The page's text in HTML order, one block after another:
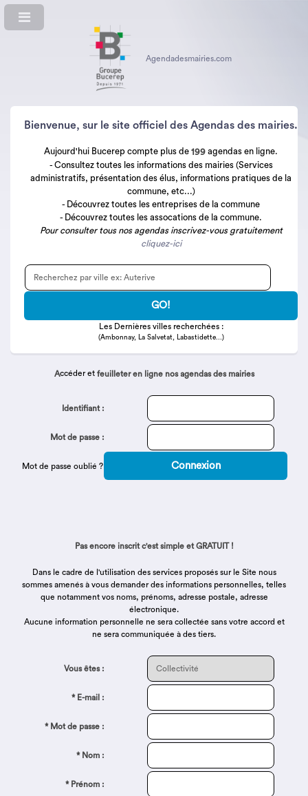
Agendadesmairies.com
Bienvenue, sur le site officiel des Agendas des mairies.
Aujourd'hui Bucerep compte plus de 199 agendas en ligne.
- Consultez toutes les informations des mairies (Services
administratifs, présentation des élus, informations pratiques de la
commune, etc...)
- Découvrez toutes les entreprises de la commune
- Découvrez toutes les assocations de la commune.
Pour consulter tous nos agendas inscrivez-vous gratuitement
cliquez-ici
Les Dernières villes recherchées :
(Ambonnay, La Salvetat, Labastidette...)
Accéder et feuilleter en ligne nos agendas des mairies
Identifiant :
Mot de passe :
Mot de passe oublié ?
Pas encore inscrit c'est simple et GRATUIT !
Dans le cadre de l'utilisation des services proposés sur le Site nous
sommes amenés à vous demander des informations personnelles, telles
que notamment vos noms, prénoms, adresse postale, adresse
électronique.
Aucune information personnelle ne sera collectée sans votre accord et
ne sera communiquée à des tiers.
Vous êtes :
* E-mail :
* Mot de passe :
* Nom :
* Prénom :